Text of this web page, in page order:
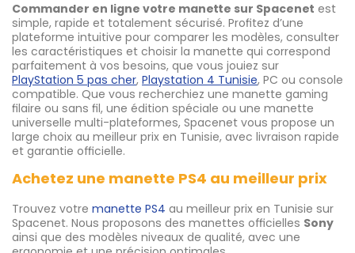
Commander en ligne votre manette sur Spacenet est
simple, rapide et totalement sécurisé. Profitez d’une
plateforme intuitive pour comparer les modèles, consulter
les caractéristiques et choisir la manette qui correspond
parfaitement à vos besoins, que vous jouiez sur
PlayStation 5 pas cher, Playstation 4 Tunisie, PC ou console
compatible. Que vous recherchiez une manette gaming
filaire ou sans fil, une édition spéciale ou une manette
universelle multi-plateformes, Spacenet vous propose un
large choix au meilleur prix en Tunisie, avec livraison rapide
et garantie officielle.
Achetez une manette PS4 au meilleur prix
Trouvez votre manette PS4 au meilleur prix en Tunisie sur
Spacenet. Nous proposons des manettes officielles Sony
ainsi que des modèles niveaux de qualité, avec une